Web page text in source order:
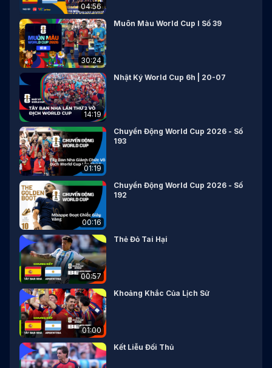
04:56
30:24
Muôn Màu World Cup I Số 39
14:19
Nhật Ký World Cup 6h | 20-07
01:19
Chuyển Động World Cup 2026 - Số
193
00:16
Chuyển Động World Cup 2026 - Số
192
00:57
Thẻ Đỏ Tai Hại
01:00
Khoảng Khắc Của Lịch Sử
Kết Liễu Đối Thủ